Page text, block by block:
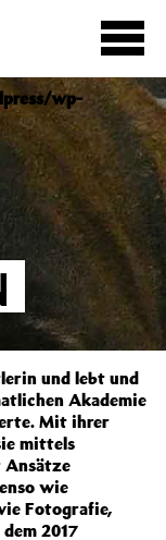
ist seit
wp-
und lebt und
Akademie
Mit ihrer
mittels
wie
Fotografie,
2017